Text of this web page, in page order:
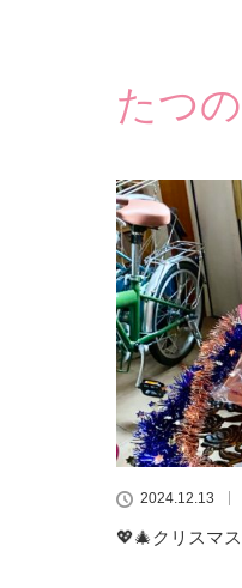
たつ
2024.12.13
💖🎄クリスマ